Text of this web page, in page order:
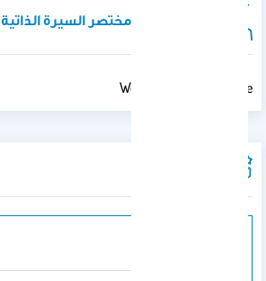
نبذة تعريفية / مختصر السيرة الذاتية
Welcome To My Website